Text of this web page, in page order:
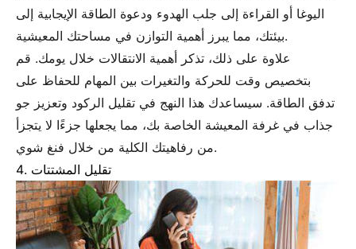
اليوغا أو القراءة إلى جلب الهدوء ودعوة الطاقة الإيجابية إلى
بيئتك، مما يبرز أهمية التوازن في مساحتك المعيشية.
علاوة على ذلك، تذكر أهمية الانتقالات خلال يومك. قم
بتخصيص وقت للحركة والتغيرات بين المهام للحفاظ على
تدفق الطاقة. سيساعدك هذا النهج في تقليل الركود وتعزيز جو
جذاب في غرفة المعيشة الخاصة بك، مما يجعلها جزءًا لا يتجزأ
من رفاهيتك الكلية من خلال فنغ شوي.
4. تقليل المشتتات